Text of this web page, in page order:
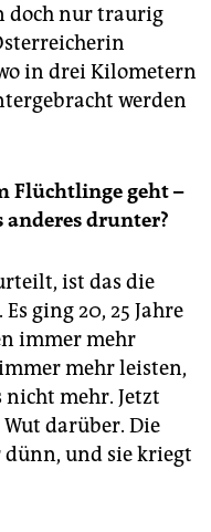
doch nur traurig
in drei Kilometern
werden
Flüchtlinge geht –
drunter?
ist das die
ging 20, 25 Jahre
immer mehr
mehr leisten,
nicht mehr. Jetzt
darüber. Die
und sie kriegt